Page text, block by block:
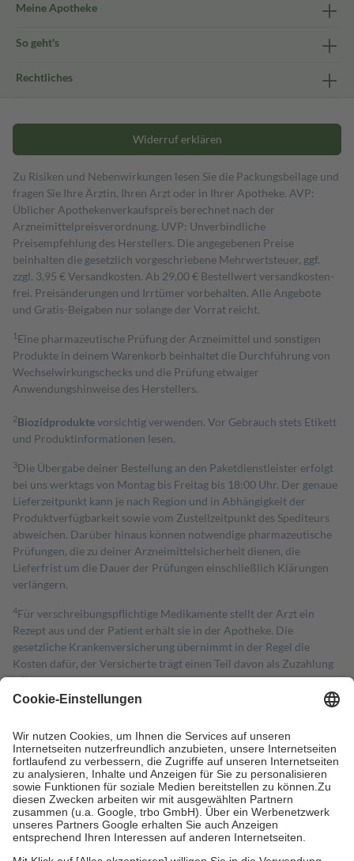
Meine Apotheke
So geht's
Rechtliches
Widerruf erklären
Zu Risiken und Nebenwirkungen lesen Sie die Packungsbeilage und
fragen Sie Ihre Ärztin, Ihren Arzt oder in Ihrer Apotheke. AVP:
Üblicher Apothekenverkaufspreis berechnet nach der
Arzneimittelpreisverordnung. UVP: Unverbindliche
Preisempfehlung des Herstellers. Die angegebenen Preise
beinhalten die gesetzlich vorgeschriebene Mehrwertsteuer, ggf.
zzgl. 3,95 € Versandkosten. Ab 29,00 € Bestell­wert versand­kosten­
frei. Preisänderungen und Irrtümer vorbehalten. Alle Angebote
und Gratis-Beigaben nur solange der Vorrat reicht.
1 Eine pharmazeutische Prüfung der Arzneimittel und sonstigen
Produkte in deinem Warenkorb beinhaltet die Durchführung von
Wechselwirkungschecks und die Prüfung etwaiger
Anwendungshinweise des Herstellers.
2Biozidproduktevorsichtig verwenden. Vor Gebrauch stets Etikett
und Produktinformationen lesen.
3Die Übergabe deiner Bestellung an den Paketdienstleister erfolgt
bei uns werktags von Montag bis Freitag bis 18:00 Uhr. Der genaue
Lieferzeitpunkt kann je nach Region und in Abhängigkeit der
Produktverfügbarkeit sowie vom Zustellzeitpunkt des Spediteurs
abweichen. Darüber hinaus können notwendige pharmazeutische
Prüfungen, die zu deiner Arzneimittelsicherheit dienen, die
Lieferfrist um die Dauer der Prüfungen einschließlich Klärungen
verlängern.
4Für verschreibungspflichtige Medikamente stellt der Arzt ein
Rezept aus und der Patient erhält sie in der Apotheke. Die
gesetzliche Krankenversicherung übernimmt in der Regel die
Kosten dafür, der Versicherte trägt einen Teil davon als Zuzahlung
mit.
Grundsätzlich leisten Mitglieder Zuzahlungen in Höhe von zehn
höchstens zehn Euro.
Es sind jedoch nie mehr als die tatsächlichen
Kosten der Leistung zu entrichten.
Diese Regeln gelten grundsätzlich auch für Online-Apotheken.
Bei Heilmitteln und häuslicher Krankenpflege beträgt die
Zuzahlung zehn Prozent der Kosten sowie zehn Euro je
Verordnung.
Um das Engagement der Versicherten für ihre eigene Gesundheit zu
stärken und die besondere Stellung der Familie zu unterstützen,